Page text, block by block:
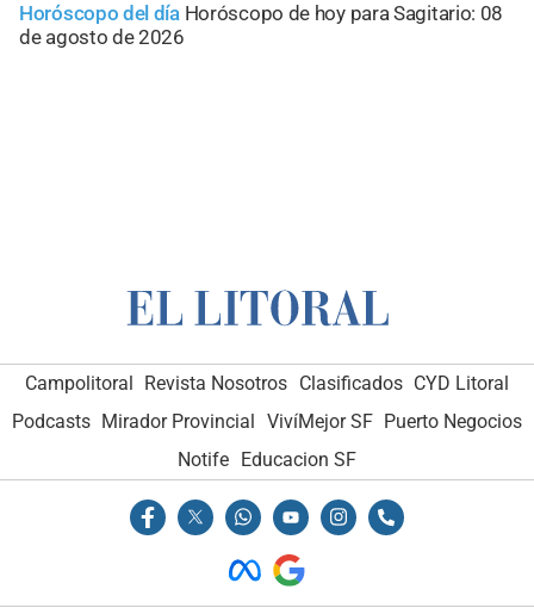
Horóscopo del día Horóscopo de hoy para Sagitario: 08
de agosto de 2026
Campolitoral Revista Nosotros Clasificados CYD Litoral
Podcasts Mirador Provincial VivíMejor SF Puerto Negocios
Notife Educacion SF